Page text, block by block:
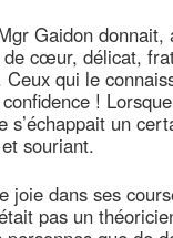
Gaidon donnait,
cœur, délicat,
qui le
!
s’échappait un
souriant.
dans ses
pas un